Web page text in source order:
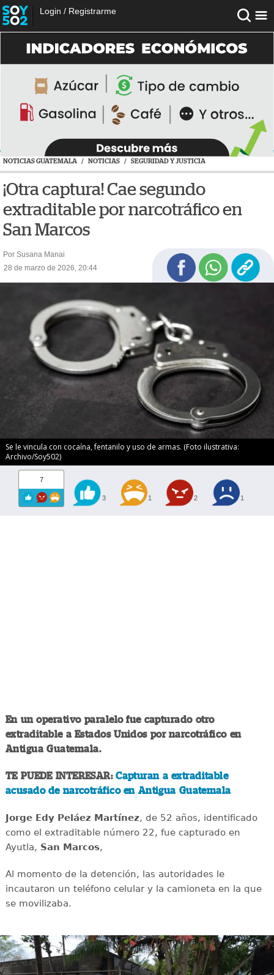
Login / Registrarme
NOTICIAS GUATEMALA / NOTICIAS / SEGURIDAD Y JUSTICIA
¡Otra captura! Cae segundo
extraditable por narcotráfico en
San Marcos
Por Susana Manai
28 de marzo de 2026, 20:44
Se le vincula con cocaína, fentanilo y uso de armas. (Foto ilustrativa:
Archivo/Soy502)
7
3 1 2 1
En un operativo paralelo fue capturado otro
extraditable a Estados Unidos por narcotráfico en
Antigua Guatemala.
TE PUEDE INTERESAR:Capturan a extraditable
acusado de narcotráfico en Antigua Guatemala
Jorge Edy Peláez Martínez, de 52 años, identificado
como el extraditable número 22, fue capturado en
Ayutla, San Marcos,
Al momento de la detención, las autoridades le
incautaron un teléfono celular y la camioneta en la que
se movilizaba.